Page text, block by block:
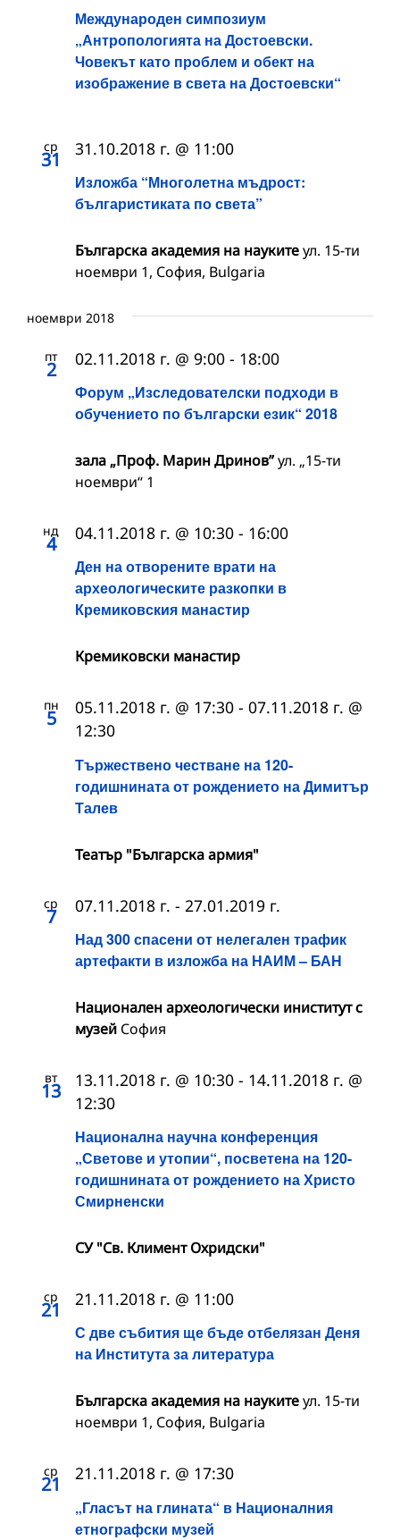
Международен симпозиум
„Антропологията на Достоевски.
Човекът като проблем и обект на
изображение в света на Достоевски“
ср
31
Изложба “Многолетна мъдрост:
българистиката по света”
31.10.2018 г. @ 11:00
Българска академия на наукитеул. 15-ти
ноември 1, София, Bulgaria
ноември 2018
пт
2
Форум „Изследователски подходи в
обучението по български език“ 2018
02.11.2018 г. @ 9:00 - 18:00
зала „Проф. Марин Дринов”ул. „15-ти
ноември“ 1
нд
4
Ден на отворените врати на
археологическите разкопки в
Кремиковския манастир
04.11.2018 г. @ 10:30 - 16:00
Кремиковски манастир
пн
5
Тържествено честване на 120-
годишнината от рождението на Димитър
Талев
05.11.2018 г. @ 17:30 - 07.11.2018 г. @
12:30
Театър "Българска армия"
ср
7
Над 300 спасени от нелегален трафик
артефакти в изложба на НАИМ – БАН
07.11.2018 г. - 27.01.2019 г.
Национален археологически иниститут с
музей София
вт
13
Национална научна конференция
„Светове и утопии“, посветена на 120-
годишнината от рождението на Христо
Смирненски
13.11.2018 г. @ 10:30 - 14.11.2018 г. @
12:30
СУ "Св. Климент Охридски"
ср
21
С две събития ще бъде отбелязан Деня
на Института за литература
21.11.2018 г. @ 11:00
Българска академия на наукитеул. 15-ти
ноември 1, София, Bulgaria
ср
21
„Гласът на глината“ в Националния
етнографски музей
21.11.2018 г. @ 17:30